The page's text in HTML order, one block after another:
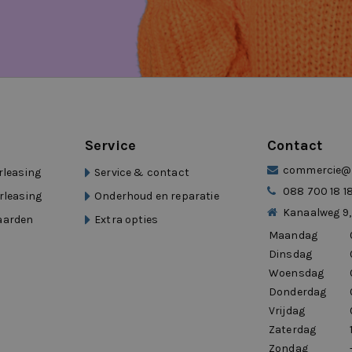
van Eurocars
mobiliteitsgroep met meer dan 15
Service
Service & contact
Onderhoud en reparatie
Extra opties
Contact
088 700 18 18
Kanaalweg
Maandag
Dinsdag
Woensdag
Donderdag
Vrijdag
Zaterdag
Zondag